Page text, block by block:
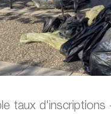
taux d'inscriptions